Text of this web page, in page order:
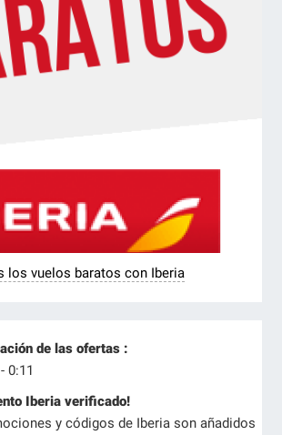
los vuelos baratos con Iberia
de las ofertas :
0:11
Iberia verificado!
y códigos de Iberia son añadidos